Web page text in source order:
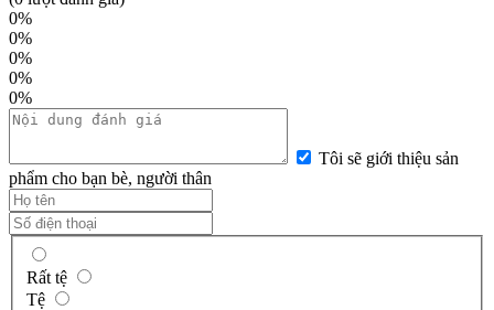
0%
0%
0%
0%
0%
Tôi sẽ giới thiệu sản
phẩm cho bạn bè, người thân
Rất tệ
Tệ